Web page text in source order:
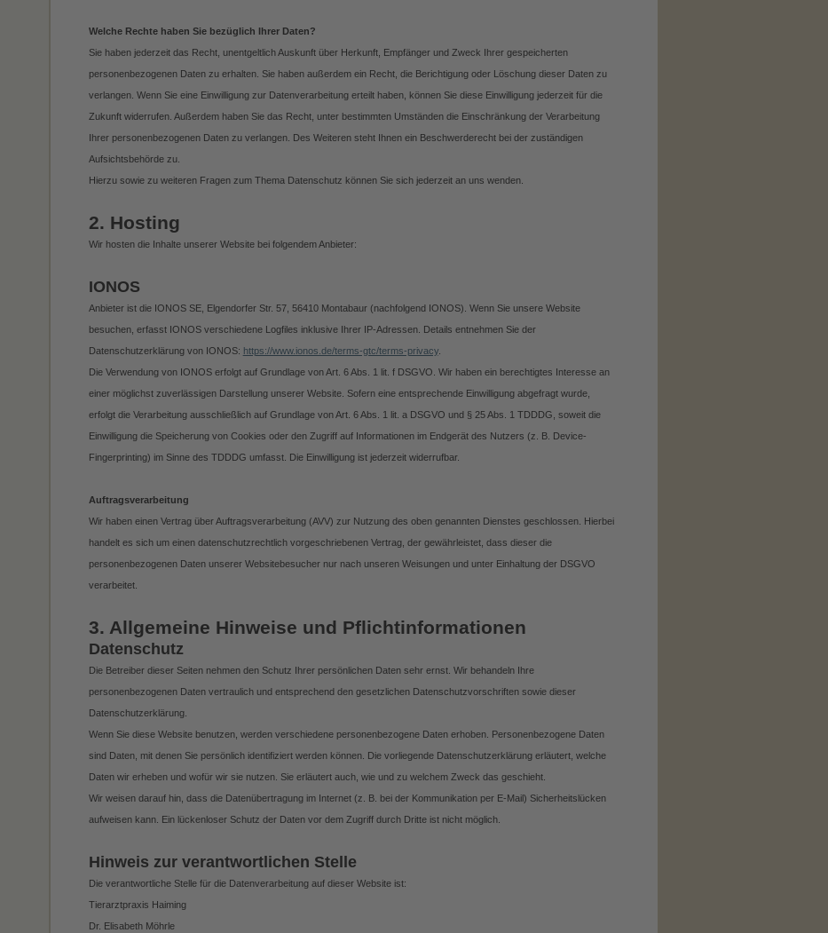
Welche Rechte haben Sie bezüglich Ihrer Daten?
Sie haben jederzeit das Recht, unentgeltlich Auskunft über Herkunft, Empfänger und Zweck Ihrer gespeicherten
personenbezogenen Daten zu erhalten. Sie haben außerdem ein Recht, die Berichtigung oder Löschung dieser Daten zu
verlangen. Wenn Sie eine Einwilligung zur Datenverarbeitung erteilt haben, können Sie diese Einwilligung jederzeit für die
Zukunft widerrufen. Außerdem haben Sie das Recht, unter bestimmten Umständen die Einschränkung der Verarbeitung
Ihrer personenbezogenen Daten zu verlangen. Des Weiteren steht Ihnen ein Beschwerderecht bei der zuständigen
Aufsichtsbehörde zu.
Hierzu sowie zu weiteren Fragen zum Thema Datenschutz können Sie sich jederzeit an uns wenden.
2. Hosting
Wir hosten die Inhalte unserer Website bei folgendem Anbieter:
IONOS
Anbieter ist die IONOS SE, Elgendorfer Str. 57, 56410 Montabaur (nachfolgend IONOS). Wenn Sie unsere Website
besuchen, erfasst IONOS verschiedene Logfiles inklusive Ihrer IP-Adressen. Details entnehmen Sie der
Datenschutzerklärung von IONOS: https://www.ionos.de/terms-gtc/terms-privacy.
Die Verwendung von IONOS erfolgt auf Grundlage von Art. 6 Abs. 1 lit. f DSGVO. Wir haben ein berechtigtes Interesse an
einer möglichst zuverlässigen Darstellung unserer Website. Sofern eine entsprechende Einwilligung abgefragt wurde,
erfolgt die Verarbeitung ausschließlich auf Grundlage von Art. 6 Abs. 1 lit. a DSGVO und § 25 Abs. 1 TDDDG, soweit die
Einwilligung die Speicherung von Cookies oder den Zugriff auf Informationen im Endgerät des Nutzers (z. B. Device-
Fingerprinting) im Sinne des TDDDG umfasst. Die Einwilligung ist jederzeit widerrufbar.
Auftragsverarbeitung
Wir haben einen Vertrag über Auftragsverarbeitung (AVV) zur Nutzung des oben genannten Dienstes geschlossen. Hierbei
handelt es sich um einen datenschutzrechtlich vorgeschriebenen Vertrag, der gewährleistet, dass dieser die
personenbezogenen Daten unserer Websitebesucher nur nach unseren Weisungen und unter Einhaltung der DSGVO
verarbeitet.
3. Allgemeine Hinweise und Pflicht­informationen
Datenschutz
Die Betreiber dieser Seiten nehmen den Schutz Ihrer persönlichen Daten sehr ernst. Wir behandeln Ihre
personenbezogenen Daten vertraulich und entsprechend den gesetzlichen Datenschutzvorschriften sowie dieser
Datenschutzerklärung.
Wenn Sie diese Website benutzen, werden verschiedene personenbezogene Daten erhoben. Personenbezogene Daten
sind Daten, mit denen Sie persönlich identifiziert werden können. Die vorliegende Datenschutzerklärung erläutert, welche
Daten wir erheben und wofür wir sie nutzen. Sie erläutert auch, wie und zu welchem Zweck das geschieht.
Wir weisen darauf hin, dass die Datenübertragung im Internet (z. B. bei der Kommunikation per E-Mail) Sicherheitslücken
aufweisen kann. Ein lückenloser Schutz der Daten vor dem Zugriff durch Dritte ist nicht möglich.
Hinweis zur verantwortlichen Stelle
Die verantwortliche Stelle für die Datenverarbeitung auf dieser Website ist:
Tierarztpraxis Haiming
Dr. Elisabeth Möhrle